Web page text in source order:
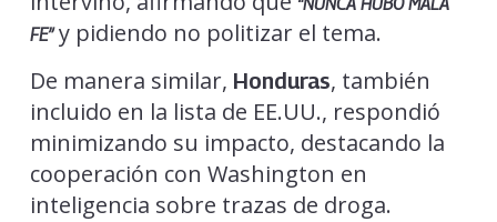
FE”y pidiendo no politizar el tema.
De manera similar, Honduras, también
incluido en la lista de EE.UU., respondió
minimizando su impacto, destacando la
cooperación con Washington en
inteligencia sobre trazas de droga.